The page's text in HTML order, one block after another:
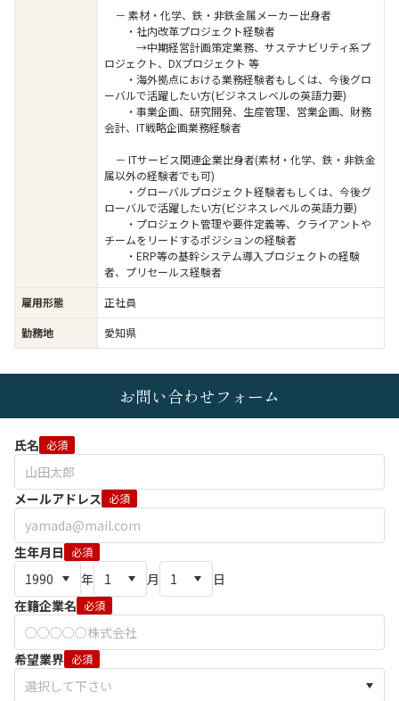
－ 素材・化学、鉄・非鉄金属メーカー出身者
・社内改革プロジェクト経験者
→中期経営計画策定業務、サステナビリティ系プ
ロジェクト、DXプロジェクト 等
・海外拠点における業務経験者もしくは、今後グロ
ーバルで活躍したい方(ビジネスレベルの英語力要)
・事業企画、研究開発、生産管理、営業企画、財務
会計、IT戦略企画業務経験者
－ ITサービス関連企業出身者(素材・化学、鉄・非鉄金
属以外の経験者でも可)
・グローバルプロジェクト経験者もしくは、今後グ
ローバルで活躍したい方(ビジネスレベルの英語力要)
・プロジェクト管理や要件定義等、クライアントや
チームをリードするポジションの経験者
・ERP等の基幹システム導入プロジェクトの経験
者、プリセールス経験者
雇用形態
正社員
勤務地
愛知県
お問い合わせフォーム
氏名 必須
メールアドレス 必須
生年月日 必須
年 月
日
在籍企業名 必須
希望業界 必須